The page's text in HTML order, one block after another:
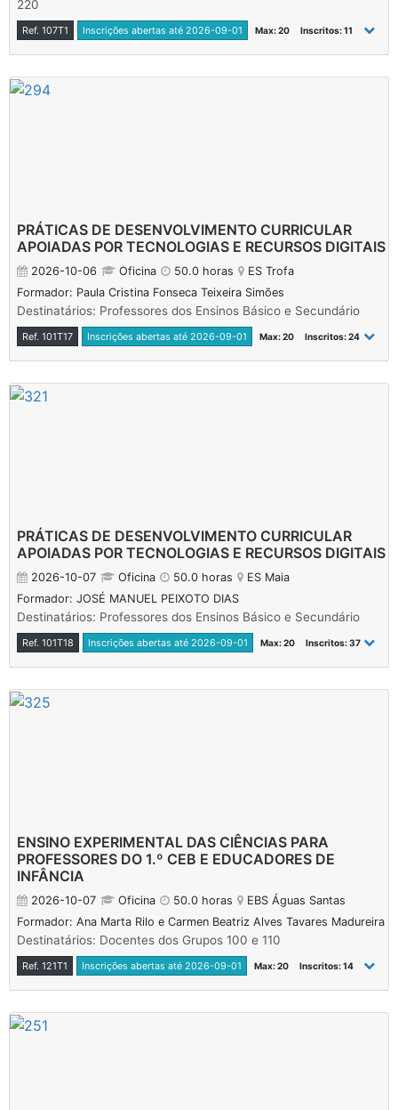
220
Ref. 107T1 Inscrições abertas até 2026-09-01 Max: 20 Inscritos: 11
PRÁTICAS DE DESENVOLVIMENTO CURRICULAR
APOIADAS POR TECNOLOGIAS E RECURSOS DIGITAIS
2026-10-06 Oficina 50.0 horas
ES Trofa
Formador: Paula Cristina Fonseca Teixeira Simões
Destinatários: Professores dos Ensinos Básico e Secundário
Ref. 101T17 Inscrições abertas até 2026-09-01 Max: 20 Inscritos: 24
PRÁTICAS DE DESENVOLVIMENTO CURRICULAR
APOIADAS POR TECNOLOGIAS E RECURSOS DIGITAIS
2026-10-07 Oficina 50.0 horas
ES Maia
Formador: JOSÉ MANUEL PEIXOTO DIAS
Destinatários: Professores dos Ensinos Básico e Secundário
Ref. 101T18 Inscrições abertas até 2026-09-01 Max: 20 Inscritos: 37
ENSINO EXPERIMENTAL DAS CIÊNCIAS PARA
PROFESSORES DO 1.º CEB E EDUCADORES DE
INFÂNCIA
2026-10-07 Oficina 50.0 horas
EBS Águas Santas
Formador: Ana Marta Rilo e Carmen Beatriz Alves Tavares Madureira
Destinatários: Docentes dos Grupos 100 e 110
Ref. 121T1 Inscrições abertas até 2026-09-01 Max: 20 Inscritos: 14